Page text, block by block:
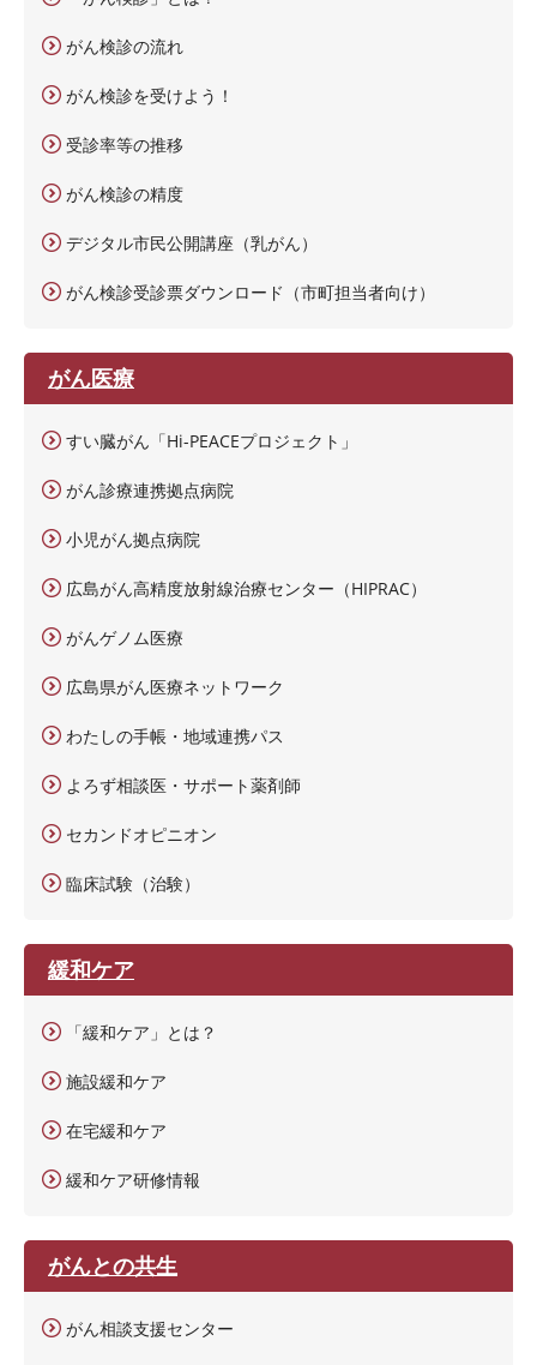
がん検診の流れ
がん検診を受けよう！
受診率等の推移
がん検診の精度
デジタル市民公開講座（乳がん）
がん検診受診票ダウンロード（市町担当者向け）
がん医療
すい臓がん「Hi-PEACEプロジェクト」
がん診療連携拠点病院
小児がん拠点病院
広島がん高精度放射線治療センター（HIPRAC）
がんゲノム医療
広島県がん医療ネットワーク
わたしの手帳・地域連携パス
よろず相談医・サポート薬剤師
セカンドオピニオン
臨床試験（治験）
緩和ケア
「緩和ケア」とは？
施設緩和ケア
在宅緩和ケア
緩和ケア研修情報
がんとの共生
がん相談支援センター